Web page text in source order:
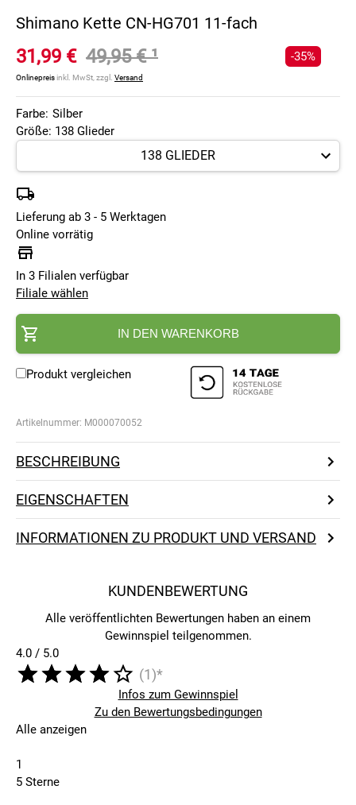
Shimano Kette CN-HG701 11-fach
31,99 € 49,95 €¹
Onlinepreisinkl. MwSt, zzgl. Versand
-35%
Farbe: Silber
Größe: 138 Glieder
Lieferung ab 3 - 5 Werktagen
Online vorrätig
In 3 Filialen verfügbar
Filiale wählen
IN DEN WARENKORB
Produkt vergleichen
Artikelnummer: M000070052
BESCHREIBUNG
EIGENSCHAFTEN
INFORMATIONEN ZU PRODUKT UND VERSAND
KUNDENBEWERTUNG
Alle veröffentlichten Bewertungen haben an einem
Gewinnspiel teilgenommen.
4.0 / 5.0
(1)*
Infos zum Gewinnspiel
Zu den Bewertungsbedingungen
Alle anzeigen
1
5 Sterne